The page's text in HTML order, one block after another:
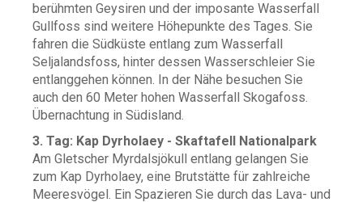
berühmten Geysiren und der imposante Wasserfall
Gullfoss sind weitere Höhepunkte des Tages. Sie
fahren die Südküste entlang zum Wasserfall
Seljalandsfoss, hinter dessen Wasserschleier Sie
entlanggehen können. In der Nähe besuchen Sie
auch den 60 Meter hohen Wasserfall Skogafoss.
Übernachtung in Südisland.
3. Tag: Kap Dyrholaey - Skaftafell Nationalpark
Am Gletscher Myrdalsjökull entlang gelangen Sie
zum Kap Dyrholaey, eine Brutstätte für zahlreiche
Meeresvögel. Ein Spazieren Sie durch das Lava- und